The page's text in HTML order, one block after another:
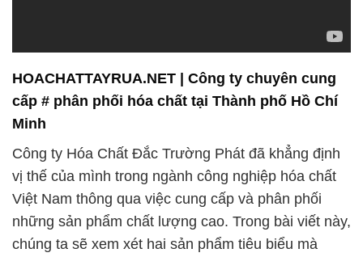
HOACHATTAYRUA.NET | Công ty chuyên cung
cấp # phân phối hóa chất tại Thành phố Hồ Chí
Minh
Công ty Hóa Chất Đắc Trường Phát đã khẳng định
vị thế của mình trong ngành công nghiệp hóa chất
Việt Nam thông qua việc cung cấp và phân phối
những sản phẩm chất lượng cao. Trong bài viết này,
chúng ta sẽ xem xét hai sản phẩm tiêu biểu mà